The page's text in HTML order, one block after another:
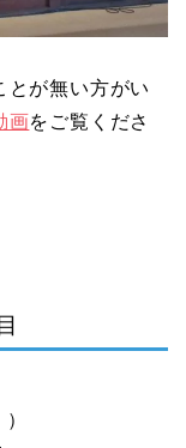
とが無い方がい
画をご覧くださ